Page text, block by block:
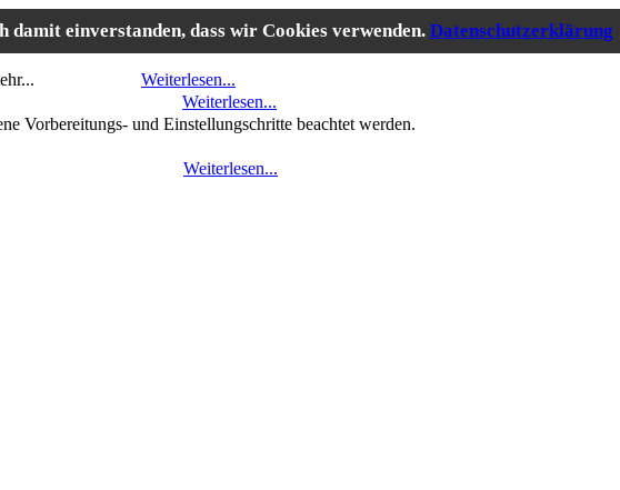
einverstanden, dass wir Cookies verwenden. Datenschutzerklärung
vieles mehr... Weiterlesen...
Weiterlesen...
Vorbereitungs- und Einstellungschritte beachtet werden.
"Weiterlesen..." Weiterlesen...